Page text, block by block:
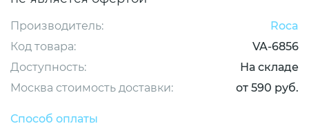
Производитель:
Roca
Код товара:
VA-6856
Доступность:
На складе
Москва стоимость доставки:
от 590 руб.
Способ оплаты